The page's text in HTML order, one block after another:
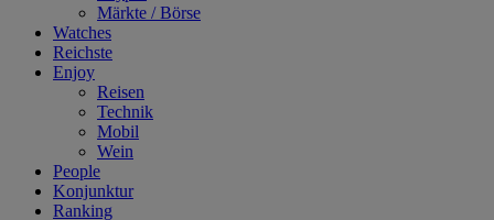
Märkte / Börse
Watches
Reichste
Enjoy
Reisen
Technik
Mobil
Wein
People
Konjunktur
Ranking